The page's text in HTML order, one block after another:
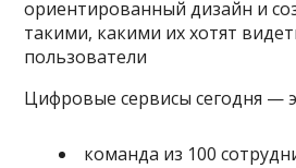
ориентированный дизайн и
такими, какими их хотят
пользователи
Цифровые сервисы сегодня —
команда из 100